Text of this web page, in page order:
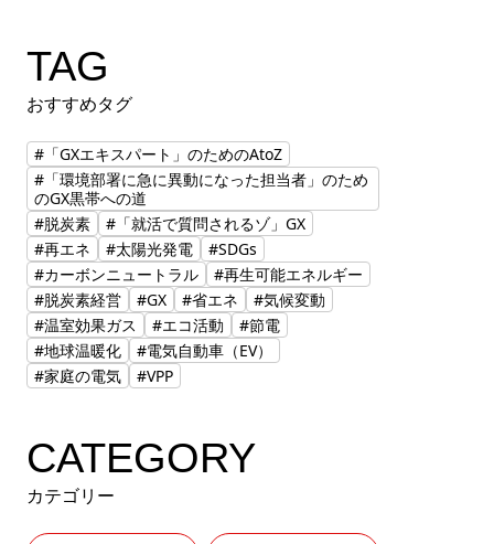
TAG
おすすめタグ
#「GXエキスパート」のためのAtoZ
#「環境部署に急に異動になった担当者」のため
のGX黒帯への道
#脱炭素
#「就活で質問されるゾ」GX
#再エネ
#太陽光発電
#SDGs
#カーボンニュートラル
#再生可能エネルギー
#脱炭素経営
#GX #省エネ
#気候変動
#温室効果ガス
#エコ活動
#節電
#地球温暖化
#電気自動車（EV）
#家庭の電気
#VPP
CATEGORY
カテゴリー